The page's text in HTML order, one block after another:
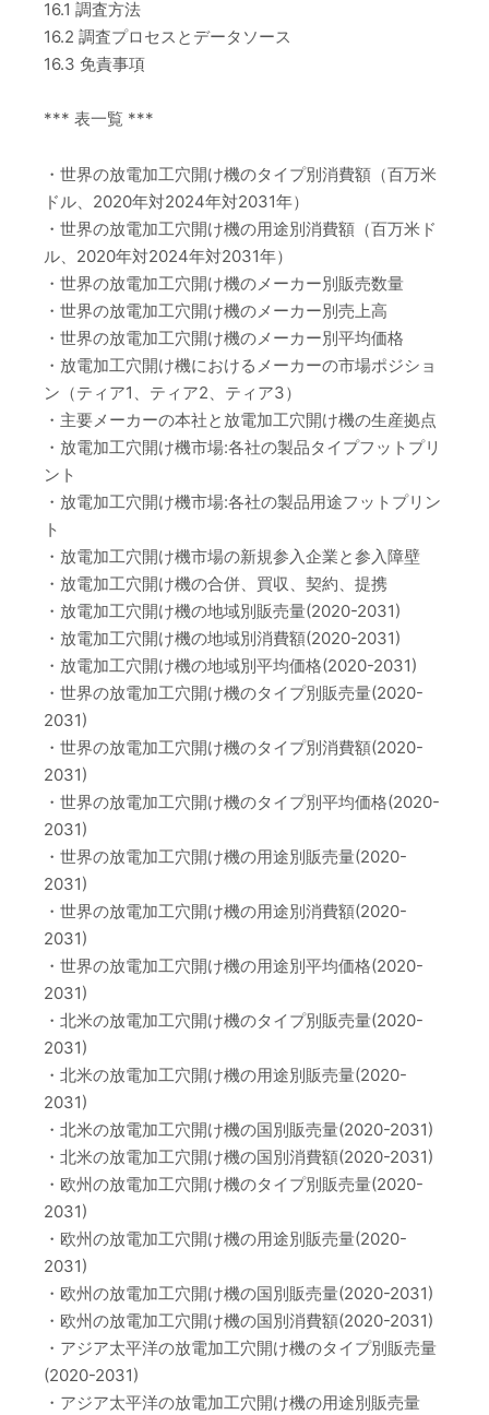
16.1 調査方法
16.2 調査プロセスとデータソース
16.3 免責事項
*** 表一覧 ***
・世界の放電加工穴開け機のタイプ別消費額（百万米
ドル、2020年対2024年対2031年）
・世界の放電加工穴開け機の用途別消費額（百万米ド
ル、2020年対2024年対2031年）
・世界の放電加工穴開け機のメーカー別販売数量
・世界の放電加工穴開け機のメーカー別売上高
・世界の放電加工穴開け機のメーカー別平均価格
・放電加工穴開け機におけるメーカーの市場ポジショ
ン（ティア1、ティア2、ティア3）
・主要メーカーの本社と放電加工穴開け機の生産拠点
・放電加工穴開け機市場:各社の製品タイプフットプリ
ント
・放電加工穴開け機市場:各社の製品用途フットプリン
ト
・放電加工穴開け機市場の新規参入企業と参入障壁
・放電加工穴開け機の合併、買収、契約、提携
・放電加工穴開け機の地域別販売量(2020-2031)
・放電加工穴開け機の地域別消費額(2020-2031)
・放電加工穴開け機の地域別平均価格(2020-2031)
・世界の放電加工穴開け機のタイプ別販売量(2020-
2031)
・世界の放電加工穴開け機のタイプ別消費額(2020-
2031)
・世界の放電加工穴開け機のタイプ別平均価格(2020-
2031)
・世界の放電加工穴開け機の用途別販売量(2020-
2031)
・世界の放電加工穴開け機の用途別消費額(2020-
2031)
・世界の放電加工穴開け機の用途別平均価格(2020-
2031)
・北米の放電加工穴開け機のタイプ別販売量(2020-
2031)
・北米の放電加工穴開け機の用途別販売量(2020-
2031)
・北米の放電加工穴開け機の国別販売量(2020-2031)
・北米の放電加工穴開け機の国別消費額(2020-2031)
・欧州の放電加工穴開け機のタイプ別販売量(2020-
2031)
・欧州の放電加工穴開け機の用途別販売量(2020-
2031)
・欧州の放電加工穴開け機の国別販売量(2020-2031)
・欧州の放電加工穴開け機の国別消費額(2020-2031)
・アジア太平洋の放電加工穴開け機のタイプ別販売量
(2020-2031)
・アジア太平洋の放電加工穴開け機の用途別販売量